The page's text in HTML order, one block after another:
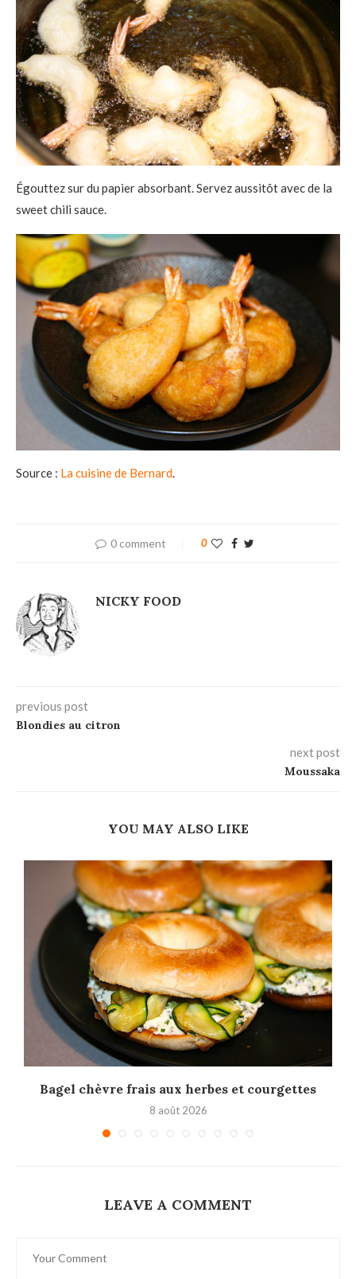
Égouttez sur du papier absorbant. Servez aussitôt avec de la
sweet chili sauce.
Source : La cuisine de Bernard.
0 comment 0
NICKY FOOD
previous post
Blondies au citron
next post
Moussaka
YOU MAY ALSO LIKE
Bagel chèvre frais aux herbes et courgettes
8 août 2026
LEAVE A COMMENT